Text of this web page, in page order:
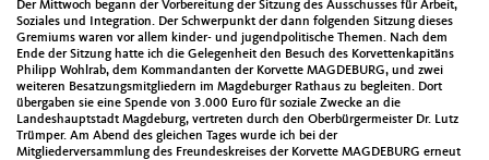
Der Mittwoch begann der Vorbereitung der Sitzung des Ausschusses für Arbeit,
Soziales und Integration. Der Schwerpunkt der dann folgenden Sitzung dieses
Gremiums waren vor allem kinder- und jugendpolitische Themen. Nach dem
Ende der Sitzung hatte ich die Gelegenheit den Besuch des Korvettenkapitäns
Philipp Wohlrab, dem Kommandanten der Korvette MAGDEBURG, und zwei
weiteren Besatzungsmitgliedern im Magdeburger Rathaus zu begleiten. Dort
übergaben sie eine Spende von 3.000 Euro für soziale Zwecke an die
Landeshauptstadt Magdeburg, vertreten durch den Oberbürgermeister Dr. Lutz
Trümper. Am Abend des gleichen Tages wurde ich bei der
Mitgliederversammlung des Freundeskreises der Korvette MAGDEBURG erneut